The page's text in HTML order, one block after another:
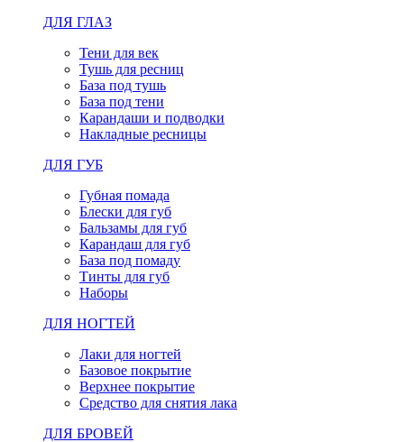
ДЛЯ ГЛАЗ
Тени для век
Тушь для ресниц
База под тушь
База под тени
Карандаши и подводки
Накладные ресницы
ДЛЯ ГУБ
Губная помада
Блески для губ
Бальзамы для губ
Карандаш для губ
База под помаду
Тинты для губ
Наборы
ДЛЯ НОГТЕЙ
Лаки для ногтей
Базовое покрытие
Верхнее покрытие
Средство для снятия лака
ДЛЯ БРОВЕЙ